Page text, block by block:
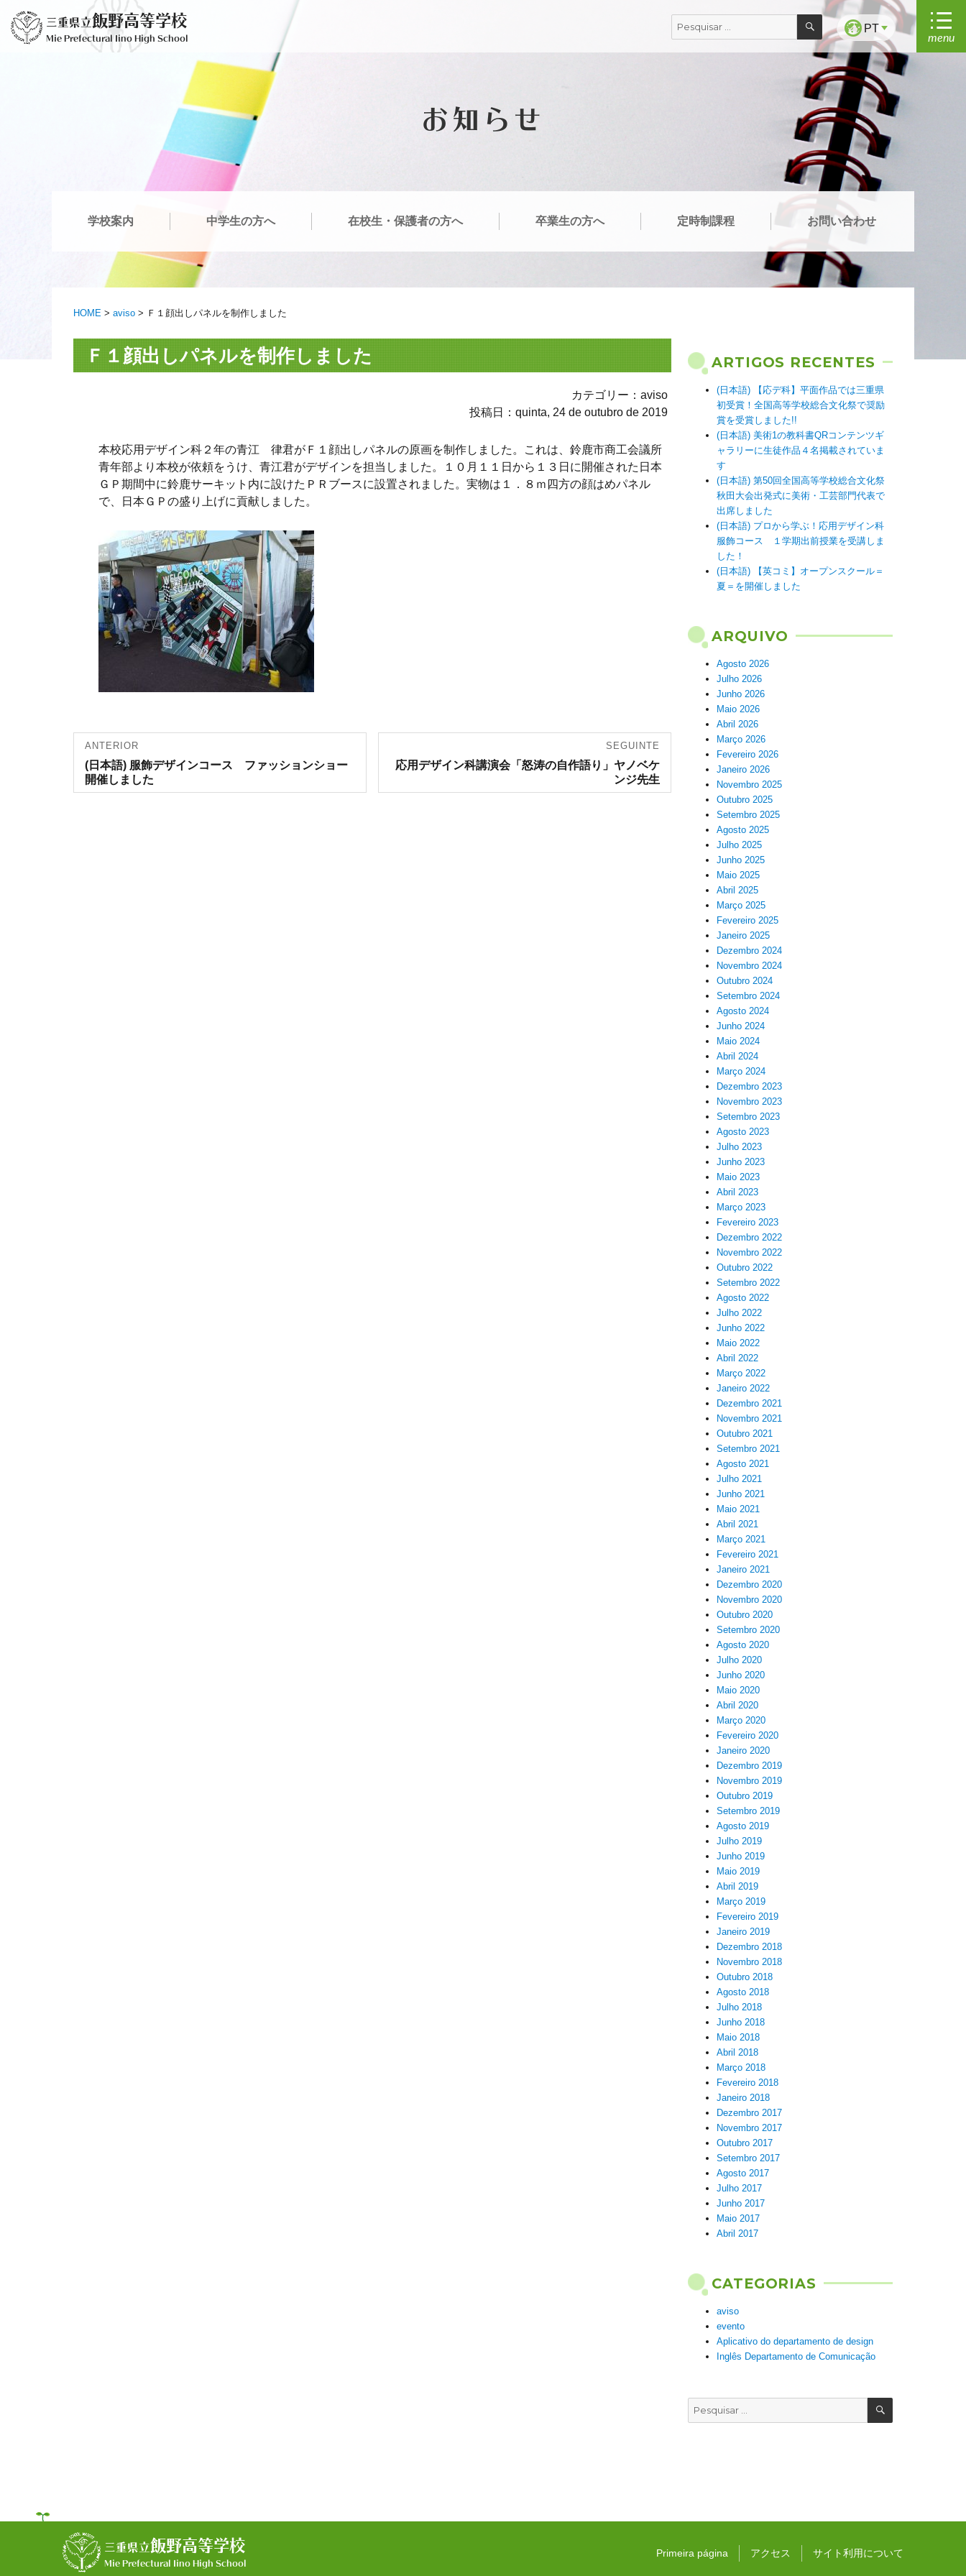
para
三重県立飯野高等学校
Mie Prefectural Iino High School
Pesquisar
por:
PESQUISAR
PT
menu
お知らせ
学校案内 中学生の方へ 在校生・保護者の方へ 卒業生の方へ 定時制課程 お問い合わせ
HOME > aviso > Ｆ１顔出しパネルを制作しました
Ｆ１顔出しパネルを制作しました
カテゴリー：aviso
投稿日：quinta, 24 de outubro de 2019
本校応用デザイン科２年の青江 律君がＦ１顔出しパネルの原画を制作しました。これは、鈴鹿市商工会議所
青年部より本校が依頼をうけ、青江君がデザインを担当しました。１０月１１日から１３日に開催された日本
ＧＰ期間中に鈴鹿サーキット内に設けたＰＲブースに設置されました。実物は１．８ｍ四方の顔はめパネル
で、日本ＧＰの盛り上げに貢献しました。
Navegação
de artigos
ANTERIOR
Artigo
anterior:
(日本語) 服飾デザインコース ファッションショー
開催しました
SEGUINTE
Artigo
seguinte:
応用デザイン科講演会「怒涛の自作語り」ヤノベケ
ンジ先生
ARTIGOS RECENTES
(日本語) 【応デ科】平面作品では三重県
初受賞！全国高等学校総合文化祭で奨励
賞を受賞しました!!
(日本語) 美術1の教科書QRコンテンツギ
ャラリーに生徒作品４名掲載されていま
す
(日本語) 第50回全国高等学校総合文化祭
秋田大会出発式に美術・工芸部門代表で
出席しました
(日本語) プロから学ぶ！応用デザイン科
服飾コース １学期出前授業を受講しま
した！
(日本語) 【英コミ】オープンスクール＝
夏＝を開催しました
ARQUIVO
Agosto 2026
Julho 2026
Junho 2026
Maio 2026
Abril 2026
Março 2026
Fevereiro 2026
Janeiro 2026
Novembro 2025
Outubro 2025
Setembro 2025
Agosto 2025
Julho 2025
Junho 2025
Maio 2025
Abril 2025
Março 2025
Fevereiro 2025
Janeiro 2025
Dezembro 2024
Novembro 2024
Outubro 2024
Setembro 2024
Agosto 2024
Junho 2024
Maio 2024
Abril 2024
Março 2024
Dezembro 2023
Novembro 2023
Setembro 2023
Agosto 2023
Julho 2023
Junho 2023
Maio 2023
Abril 2023
Março 2023
Fevereiro 2023
Dezembro 2022
Novembro 2022
Outubro 2022
Setembro 2022
Agosto 2022
Julho 2022
Junho 2022
Maio 2022
Abril 2022
Março 2022
Janeiro 2022
Dezembro 2021
Novembro 2021
Outubro 2021
Setembro 2021
Agosto 2021
Julho 2021
Junho 2021
Maio 2021
Abril 2021
Março 2021
Fevereiro 2021
Janeiro 2021
Dezembro 2020
Novembro 2020
Outubro 2020
Setembro 2020
Agosto 2020
Julho 2020
Junho 2020
Maio 2020
Abril 2020
Março 2020
Fevereiro 2020
Janeiro 2020
Dezembro 2019
Novembro 2019
Outubro 2019
Setembro 2019
Agosto 2019
Julho 2019
Junho 2019
Maio 2019
Abril 2019
Março 2019
Fevereiro 2019
Janeiro 2019
Dezembro 2018
Novembro 2018
Outubro 2018
Agosto 2018
Julho 2018
Junho 2018
Maio 2018
Abril 2018
Março 2018
Fevereiro 2018
Janeiro 2018
Dezembro 2017
Novembro 2017
Outubro 2017
Setembro 2017
Agosto 2017
Julho 2017
Junho 2017
Maio 2017
Abril 2017
CATEGORIAS
aviso
evento
Aplicativo do departamento de design
Inglês Departamento de Comunicação
Pesquisar
por:
PESQUISAR
三重県立飯野高等学校
Mie Prefectural Iino High School
Primeira página アクセス サイト利用について